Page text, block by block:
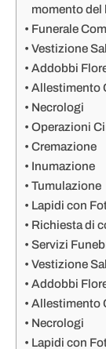
momento del
Funerale
Vestizione
Addobbi
Allestimento
Necrologi
Operazioni
Cremazione
Inumazione
Tumulazione
Lapidi con
Richiesta di
Servizi
Vestizione
Addobbi
Allestimento
Necrologi
Lapidi con